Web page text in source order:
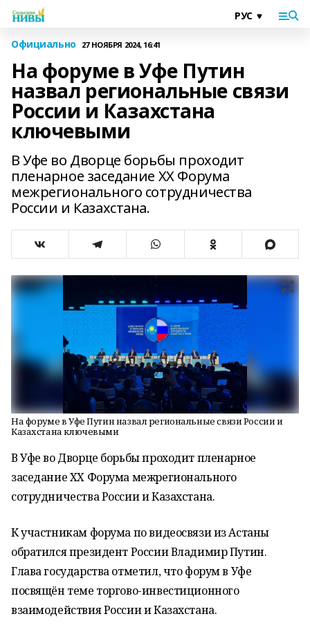
Официально 27 НОЯБРЯ 2024, 16:41
На форуме в Уфе Путин
назвал региональные связи
России и Казахстана
ключевыми
В Уфе во Дворце борьбы проходит
пленарное заседание XX Форума
межрегионального сотрудничества
России и Казахстана.
На форуме в Уфе Путин назвал региональные связи России и
Казахстана ключевыми
В Уфе во Дворце борьбы проходит пленарное
заседание XX Форума межрегионального
сотрудничества России и Казахстана.
К участникам форума по видеосвязи из Астаны
обратился президент России Владимир Путин.
Глава государства отметил, что форум в Уфе
посвящён теме торгово-инвестиционного
взаимодействия России и Казахстана.